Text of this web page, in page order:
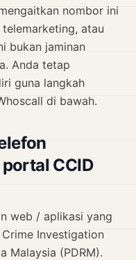
nombor ini
atau
bukan jaminan
Anda tetap
guna langkah
di bawah.
CCID
web / aplikasi yang
Investigation
Malaysia (PDRM).